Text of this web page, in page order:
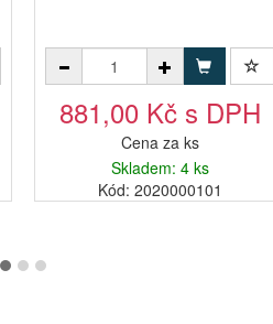
881,00 Kč s DPH
Cena za ks
Skladem: 4 ks
Kód: 2020000101